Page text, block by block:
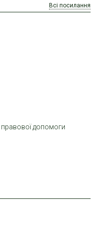
Всі посилання
допомоги